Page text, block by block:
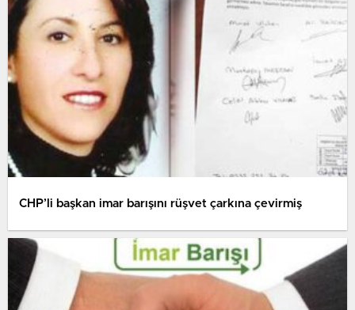
CHP’li başkan imar barışını rüşvet çarkına çevirmiş